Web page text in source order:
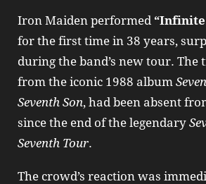
Iron Maiden performed “Infinite
for the first time in 38 years,
during the band’s new tour. The
from the iconic 1988 album
Seventh Son, had been absent
since the end of the legendary
Seventh Tour.
The crowd’s reaction was